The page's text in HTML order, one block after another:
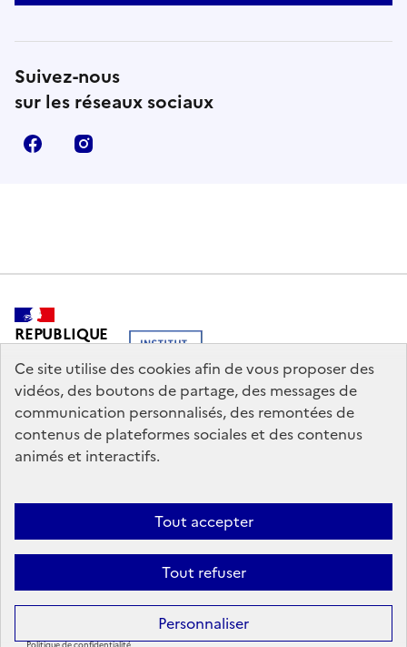
Ce site utilise des cookies afin de vous proposer des
vidéos, des boutons de partage, des messages de
communication personnalisés, des remontées de
contenus de plateformes sociales et des contenus
animés et interactifs.
Tout accepter
Tout refuser
Personnaliser
Suivez-nous
sur les réseaux sociaux
Facebook
REPUBLIQUE
FRANCAISE
legifrance.gouv.fr
info.gouv.fr
Mentions légales
Politique générale de protection
des données
© 2026 Saison Méditerranée. | Institut français, Tous droits réservés.